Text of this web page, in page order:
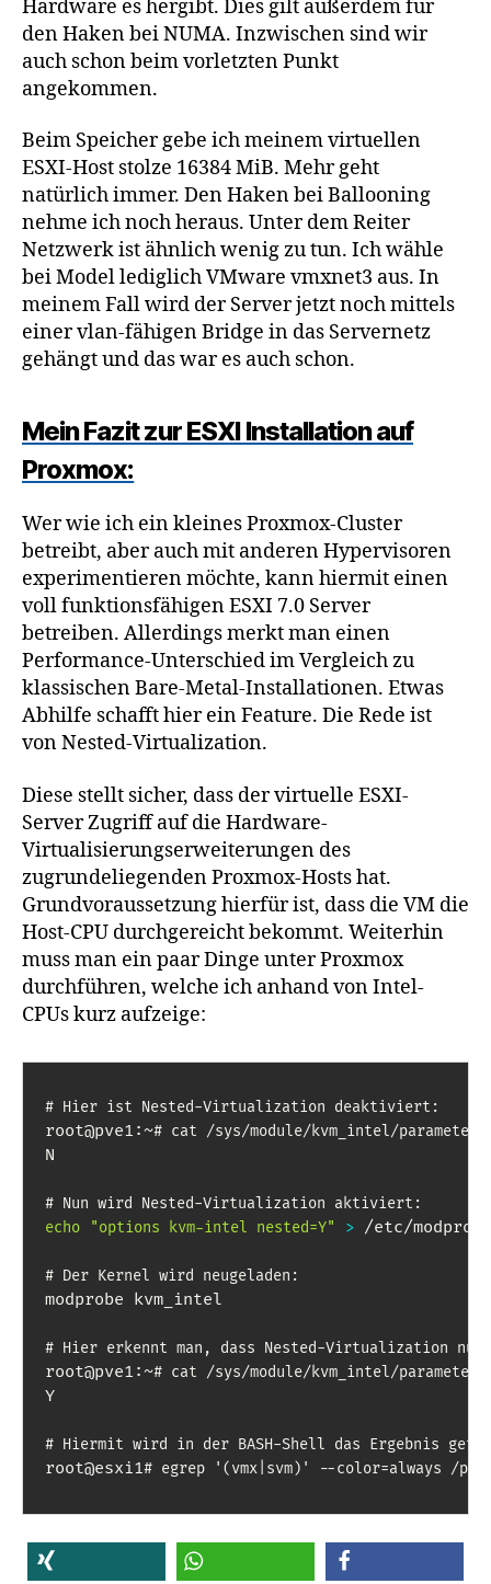
Hardware es hergibt. Dies gilt außerdem für
den Haken bei NUMA. Inzwischen sind wir
auch schon beim vorletzten Punkt
angekommen.
Beim Speicher gebe ich meinem virtuellen
ESXI-Host stolze 16384 MiB. Mehr geht
natürlich immer. Den Haken bei Ballooning
nehme ich noch heraus. Unter dem Reiter
Netzwerk ist ähnlich wenig zu tun. Ich wähle
bei Model lediglich VMware vmxnet3 aus. In
meinem Fall wird der Server jetzt noch mittels
einer vlan-fähigen Bridge in das Servernetz
gehängt und das war es auch schon.
Mein Fazit zur ESXI Installation auf
Proxmox:
Wer wie ich ein kleines Proxmox-Cluster
betreibt, aber auch mit anderen Hypervisoren
experimentieren möchte, kann hiermit einen
voll funktionsfähigen ESXI 7.0 Server
betreiben. Allerdings merkt man einen
Performance-Unterschied im Vergleich zu
klassischen Bare-Metal-Installationen. Etwas
Abhilfe schafft hier ein Feature. Die Rede ist
von Nested-Virtualization.
Diese stellt sicher, dass der virtuelle ESXI-
Server Zugriff auf die Hardware-
Virtualisierungserweiterungen des
zugrundeliegenden Proxmox-Hosts hat.
Grundvoraussetzung hierfür ist, dass die VM die
Host-CPU durchgereicht bekommt. Weiterhin
muss man ein paar Dinge unter Proxmox
durchführen, welche ich anhand von Intel-
CPUs kurz aufzeige:
# Hier ist Nested-Virtualization deaktiviert:
root@pve1:~# cat /sys/module/kvm_intel/
N
# Nun wird Nested-Virtualization aktiviert:
echo
"options kvm-intel nested=Y" > /etc/
# Der Kernel wird neugeladen:
modprobe kvm_intel
# Hier erkennt man, dass Nested-Virtualization
root@pve1:~# cat /sys/module/
Y
# Hiermit wird in der BASH-Shell das Ergebnis
root@esxi1# egrep '(vmx|svm)' --color=always /